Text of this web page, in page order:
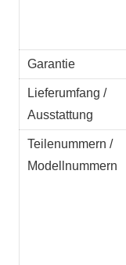
Garantie
Lieferumfang /
Ausstattung
Teilenummern /
Modellnummern